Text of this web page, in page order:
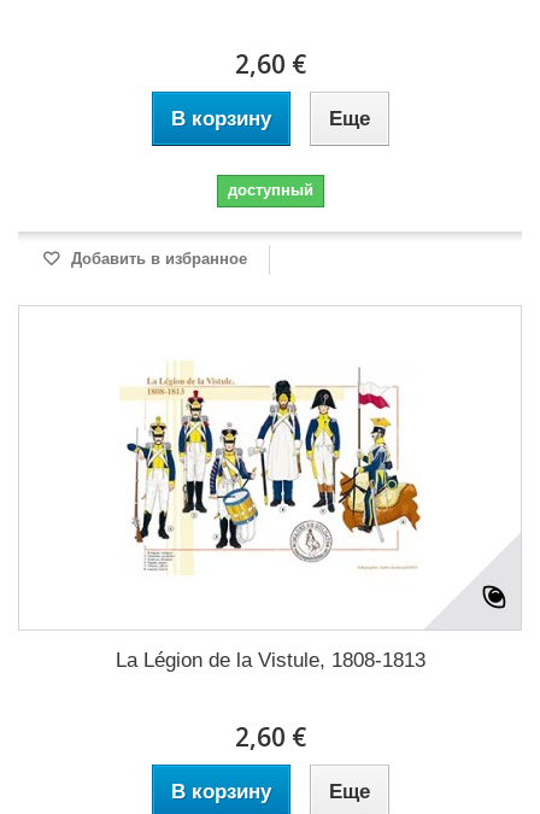
2,60 €
В корзину Еще
доступный
Добавить в избранное
La Légion de la Vistule, 1808-1813
2,60 €
В корзину Еще